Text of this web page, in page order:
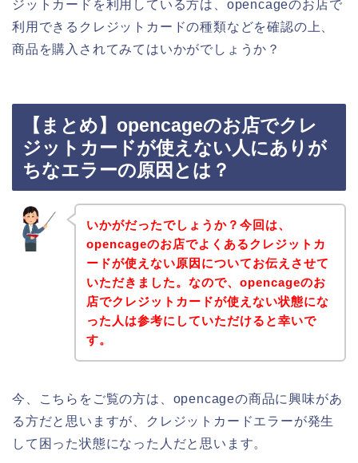
ジットカードを利用している方は、opencageのお店で
利用できるクレジットカードの種類などを確認の上、
商品を購入されてみてはいかがでしょうか？
【まとめ】opencageのお店でクレ
ジットカードが使えない人にありが
ちなエラーの原因とは？
いかがだったでしょうか？今回は、
opencageのお店でよくあるクレジットカ
ードが使えない原因についてお伝えさせて
いただきました。なので、opencageのお
店でクレジットカードが使えない状態にな
った人は参考にしていただけると幸いで
す。
今、こちらをご覧の方は、opencageの商品に興味があ
る方だと思いますが、クレジットカードエラーが発生
して困った状態になった人だと思います。